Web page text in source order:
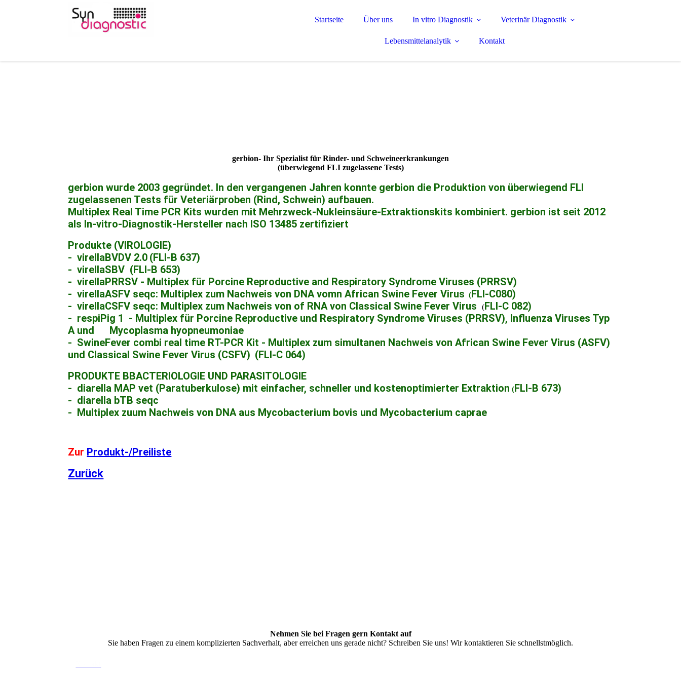
Startseite Über uns In vitro Diagnostik Veterinär Diagnostik
Lebensmittelanalytik Kontakt
gerbion- Ihr Spezialist für Rinder- und Schweineerkrankungen
(überwiegend FLI zugelassene Tests)
gerbion wurde 2003 gegründet. In den vergangenen Jahren konnte gerbion die Produktion von überwiegend FLI
zugelassenen Tests für Veteriärproben (Rind, Schwein) aufbauen.
Multiplex Real Time PCR Kits wurden mit Mehrzweck-Nukleinsäure-Extraktionskits kombiniert. gerbion ist seit 2012
als In-vitro-Diagnostik-Hersteller nach ISO 13485 zertifiziert
Produkte (VIROLOGIE)
- virellaBVDV 2.0 (FLI-B 637)
- virellaSBV (FLI-B 653)
- virellaPRRSV - Multiplex für Porcine Reproductive and Respiratory Syndrome Viruses (PRRSV)
- virellaASFV seqc: Multiplex zum Nachweis von DNA vomn African Swine Fever Virus (FLI-C080)
- virellaCSFV seqc: Multiplex zum Nachweis von of RNA von Classical Swine Fever Virus(FLI-C 082)
- respiPig 1 - Multiplex für Porcine Reproductive und Respiratory Syndrome Viruses (PRRSV), Influenza Viruses Typ
A und Mycoplasma hyopneumoniae
- SwineFever combi real time RT-PCR Kit - Multiplex zum simultanen Nachweis von African Swine Fever Virus (ASFV)
und Classical Swine Fever Virus (CSFV) (FLI-C 064)
PRODUKTE BBACTERIOLOGIE UND PARASITOLOGIE
- diarella MAP vet (Paratuberkulose) mit einfacher, schneller und kostenoptimierter Extraktion (FLI-B 673)
- diarella bTB seqc
- Multiplex zuum Nachweis von DNA aus Mycobacterium bovis und Mycobacterium caprae
Zur Produkt-/Preiliste
Zurück
Nehmen Sie bei Fragen gern Kontakt auf
Sie haben Fragen zu einem komplizierten Sachverhalt, aber erreichen uns gerade nicht? Schreiben Sie uns! Wir kontaktieren Sie schnellstmöglich.